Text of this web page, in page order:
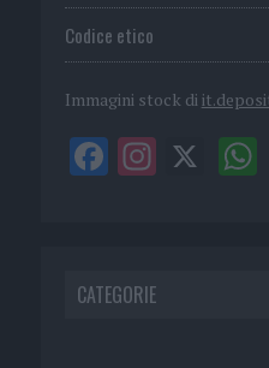
Codice etico
Immagini stock di
CATEGORIE